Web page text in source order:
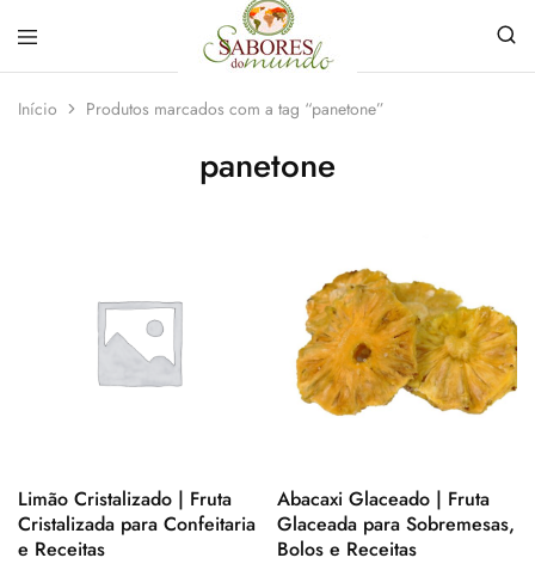
do
Mundo
loja
de
Especiarias
Início Produtos marcados com a tag “panetone”
panetone
Limão Cristalizado | Fruta
Cristalizada para Confeitaria
e Receitas
Abacaxi Glaceado | Fruta
Glaceada para Sobremesas,
Bolos e Receitas